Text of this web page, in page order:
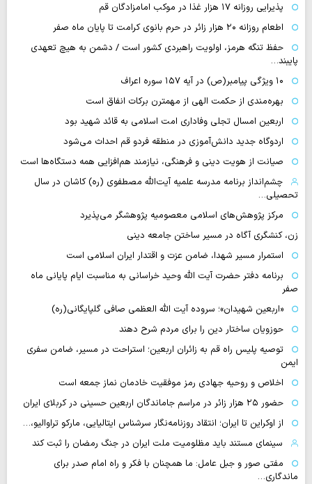
پذیرایی روزانه ۱۷ هزار غذا در موکب امامزادگان قم
اطعام روزانه ۲۰ هزار زائر در حرم بانوی کرامت تا پایان ماه صفر
حفظ تنگه هرمز، اولویت راهبردی کشور است / دشمن به هیچ تعهدی
پایبند…
۱۰ ویژگی پیامبر(ص) در آیه ۱۵۷ سوره اعراف
بهره‌مندی از حکمت الهی از مهمترن برکات انفاق است
اربعین امسال تجلی وفاداری امت اسلامی به قائد شهید بود
اردوگاه جدید دانش‌آموزی در منطقه فردو قم احداث می‌شود
صیانت از هویت دینی و فرهنگی، نیازمند هم‌افزایی همه دستگاه‌ها است
چشم‌انداز برنامه مدرسه علمیه آیت‌الله مصطفوی (ره) کاشان در سال
تحصیلی…
مرکز پژوهش‌های اسلامی معصومیه پژوهشگر می‌پذیرد
زن، کنشگری آگاه در مسیر ساختن جامعه دینی
استمرار مسیر شهدا، ضامن عزت و اقتدار ایران اسلامی است
برنامه دفتر حضرت آیت الله وحید خراسانی به مناسبت ایام پایانی ماه
صفر
«اربعین شهیدان»؛ سروده آیت الله العظمی صافی گلپایگانی(ره)
حوزویان ساختار دین را برای مردم شرح دهند
توصیه پلیس راه قم به زائران اربعین؛ استراحت در مسیر، ضامن سفری
ایمن
اخلاص و روحیه جهادی رمز موفقیت خادمان نماز جمعه است
حضور ۲۵ هزار زائر در مراسم جاماندگان اربعین حسینی در کربلای ایران
از اوکراین تا ایران؛ انتقاد روزنامه‌نگار سرشناس ایتالیایی، مارکو تراوالیو،…
سینمای مستند باید مظلومیت ملت ایران در جنگ رمضان را ثبت کند
مفتی صور و جبل عامل: ما همچنان با فکر و راه امام صدر برای
ماندگاری…